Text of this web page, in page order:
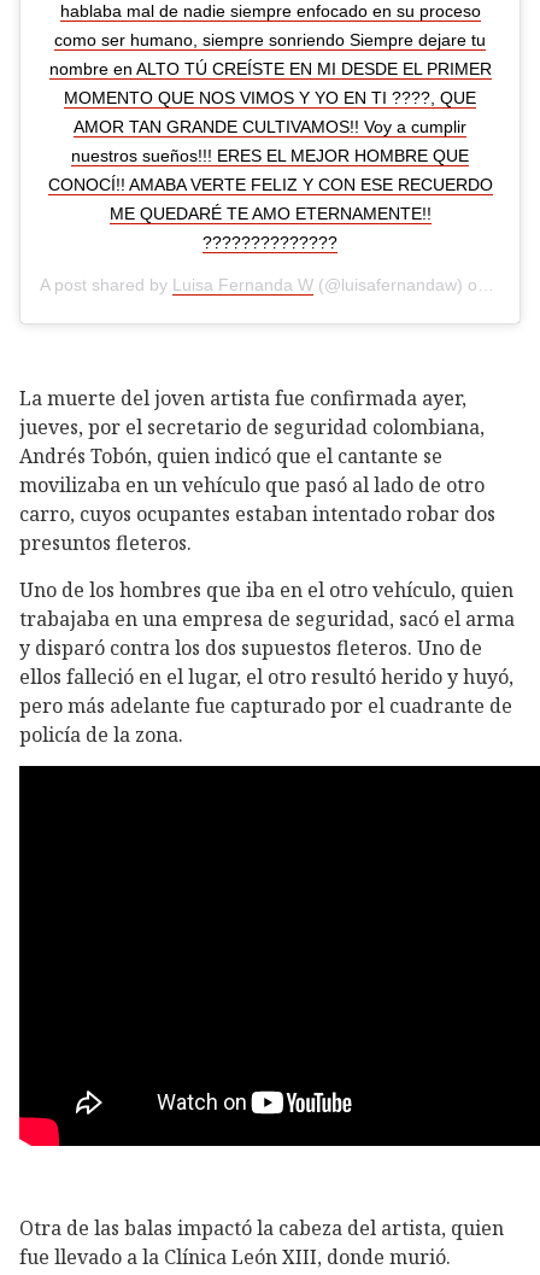
hablaba mal de nadie siempre enfocado en su proceso
como ser humano, siempre sonriendo Siempre dejare tu
nombre en ALTO TÚ CREÍSTE EN MI DESDE EL PRIMER
MOMENTO QUE NOS VIMOS Y YO EN TI ????, QUE
AMOR TAN GRANDE CULTIVAMOS!! Voy a cumplir
nuestros sueños!!! ERES EL MEJOR HOMBRE QUE
CONOCÍ!! AMABA VERTE FELIZ Y CON ESE RECUERDO
ME QUEDARÉ TE AMO ETERNAMENTE!!
??????????????
A post shared by Luisa Fernanda W (@luisafernandaw) on
La muerte del joven artista fue confirmada ayer,
jueves, por el secretario de seguridad colombiana,
Andrés Tobón, quien indicó que el cantante se
movilizaba en un vehículo que pasó al lado de otro
carro, cuyos ocupantes estaban intentado robar dos
presuntos fleteros.
Uno de los hombres que iba en el otro vehículo, quien
trabajaba en una empresa de seguridad, sacó el arma
y disparó contra los dos supuestos fleteros. Uno de
ellos falleció en el lugar, el otro resultó herido y huyó,
pero más adelante fue capturado por el cuadrante de
policía de la zona.
Otra de las balas impactó la cabeza del artista, quien
fue llevado a la Clínica León XIII, donde murió.